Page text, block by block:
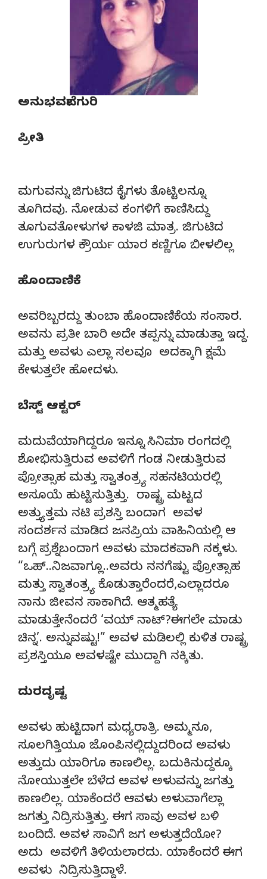
ಅನುಭವವೇ ಗುರಿ
ಪ್ರೀತಿ
ಮಗುವನ್ನು ಜಿಗುಟಿದ ಕೈಗಳು ತೊಟ್ಟಿಲನ್ನೂ
ತೂಗಿದವು. ನೋಡುವ ಕಂಗಳಿಗೆ ಕಾಣಿಸಿದ್ದು
ತೂಗುವತೋಳುಗಳ ಕಾಳಜಿ ಮಾತ್ರ. ಜಿಗುಟಿದ
ಉಗುರುಗಳ ಕ್ರೌರ್ಯ ಯಾರ ಕಣ್ಣಿಗೂ ಬೀಳಲಿಲ್ಲ
ಹೊಂದಾಣಿಕೆ
ಅವರಿಬ್ಬರದ್ದು ತುಂಬಾ ಹೊಂದಾಣಿಕೆಯ ಸಂಸಾರ.
ಅವನು ಪ್ರತೀ ಬಾರಿ ಅದೇ ತಪ್ಪನ್ನು ಮಾಡುತ್ತಾ ಇದ್ದ.
ಮತ್ತು ಅವಳು ಎಲ್ಲಾ ಸಲವೂ ಅದಕ್ಕಾಗಿ ಕ್ಷಮೆ
ಕೇಳುತ್ತಲೇ ಹೋದಳು.
ಬೆಸ್ಟ್ ಆಕ್ಟರ್
ಮದುವೆಯಾಗಿದ್ದರೂ ಇನ್ನೂ ಸಿನಿಮಾ ರಂಗದಲ್ಲಿ
ಶೋಭಿಸುತ್ತಿರುವ ಅವಳಿಗೆ ಗಂಡ ನೀಡುತ್ತಿರುವ
ಪ್ರೋತ್ಸಾಹ ಮತ್ತು ಸ್ವಾತಂತ್ರ್ಯ ಸಹನಟಿಯರಲ್ಲಿ
ಅಸೂಯೆ ಹುಟ್ಟಿಸುತ್ತಿತ್ತು. ರಾಷ್ಟ್ರ ಮಟ್ಟದ
ಅತ್ತ್ಯುತ್ತಮ ನಟಿ ಪ್ರಶಸ್ತಿ ಬಂದಾಗ ಅವಳ
ಸಂದರ್ಶನ ಮಾಡಿದ ಜನಪ್ರಿಯ ವಾಹಿನಿಯಲ್ಲಿ ಆ
ಬಗ್ಗೆ ಪ್ರಶ್ನೆಬಂದಾಗ ಅವಳು ಮಾದಕವಾಗಿ ನಕ್ಕಳು.
“ಒಹ್..ನಿಜವಾಗ್ಲೂ..ಅವರು ನನಗೆಷ್ಟು ಪ್ರೋತ್ಸಾಹ
ಮತ್ತು ಸ್ವಾತಂತ್ರ್ಯ ಕೊಡುತ್ತಾರೆಂದರೆ,ಎಲ್ಲಾದರೂ
ನಾನು ಜೀವನ ಸಾಕಾಗಿದೆ. ಆತ್ಮಹತ್ಯೆ
ಮಾಡುತ್ತೇನೆಂದರೆ ‘ವಯ್ ನಾಟ್?ಈಗಲೇ ಮಾಡು
ಚಿನ್ನ’. ಅನ್ನುವಷ್ಟು!” ಅವಳ ಮಡಿಲಲ್ಲಿ ಕುಳಿತ ರಾಷ್ಟ್ರ
ಪ್ರಶಸ್ತಿಯೂ ಅವಳಷ್ಟೇ ಮುದ್ದಾಗಿ ನಕ್ಕಿತು.
ದುರದೃಷ್ಟ
ಅವಳು ಹುಟ್ಟಿದಾಗ ಮಧ್ಯರಾತ್ರಿ. ಅಮ್ಮನೂ,
ಸೂಲಗಿತ್ತಿಯೂ ಜೊಂಪಿನಲ್ಲಿದ್ದುದರಿಂದ ಅವಳು
ಅತ್ತುದು ಯಾರಿಗೂ ಕಾಣಲಿಲ್ಲ. ಬದುಕಿನುದ್ದಕ್ಕೂ
ನೋಯುತ್ತಲೇ ಬೆಳೆದ ಅವಳ ಅಳುವನ್ನು ಜಗತ್ತು
ಕಾಣಲಿಲ್ಲ. ಯಾಕೆಂದರೆ ಆವಳು ಅಳುವಾಗೆಲ್ಲಾ
ಜಗತ್ತು ನಿದ್ರಿಸುತ್ತಿತ್ತು. ಈಗ ಸಾವು ಅವಳ ಬಳಿ
ಬಂದಿದೆ. ಅವಳ ಸಾವಿಗೆ ಜಗ ಅಳುತ್ತದೆಯೋ?
ಅದು ಅವಳಿಗೆ ತಿಳಿಯಲಾರದು. ಯಾಕೆಂದರೆ ಈಗ
ಅವಳು ನಿದ್ರಿಸುತ್ತಿದ್ದಾಳೆ.